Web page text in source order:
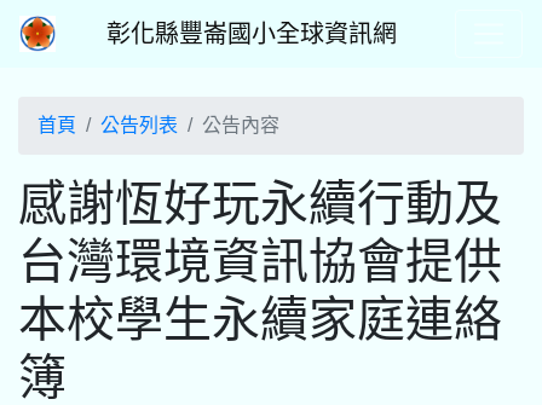
彰化縣豐崙國小全球資訊網
首頁 公告列表 公告內容
感謝恆好玩永續行動及
台灣環境資訊協會提供
本校學生永續家庭連絡
簿